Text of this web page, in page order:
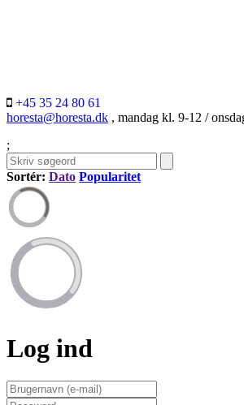
+45 35 24 80 61
horesta@horesta.dk , mandag kl. 9-12 /
;
Sortér: Dato Popularitet
Log ind